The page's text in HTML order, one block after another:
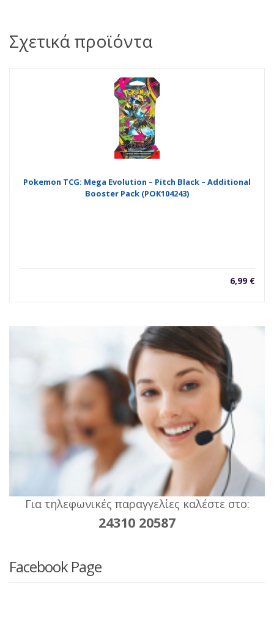
Σχετικά προϊόντα
Pokemon TCG: Mega Evolution – Pitch Black – Additional
Booster Pack (POK104243)
6,99 €
Για τηλεφωνικές παραγγελίες καλέστε στο:
24310 20587
Facebook Page